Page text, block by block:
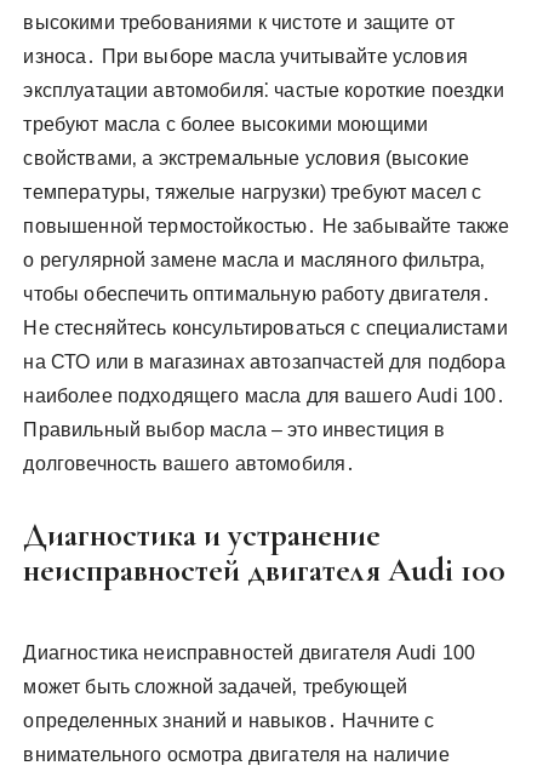
высокими требованиями к чистоте и защите от
износа․ При выборе масла учитывайте условия
эксплуатации автомобиля⁚ частые короткие поездки
требуют масла с более высокими моющими
свойствами‚ а экстремальные условия (высокие
температуры‚ тяжелые нагрузки) требуют масел с
повышенной термостойкостью․ Не забывайте также
о регулярной замене масла и масляного фильтра‚
чтобы обеспечить оптимальную работу двигателя․
Не стесняйтесь консультироваться с специалистами
на СТО или в магазинах автозапчастей для подбора
наиболее подходящего масла для вашего Audi 100․
Правильный выбор масла – это инвестиция в
долговечность вашего автомобиля․
Диагностика и устранение
неисправностей двигателя Audi 100
Диагностика неисправностей двигателя Audi 100
может быть сложной задачей‚ требующей
определенных знаний и навыков․ Начните с
внимательного осмотра двигателя на наличие